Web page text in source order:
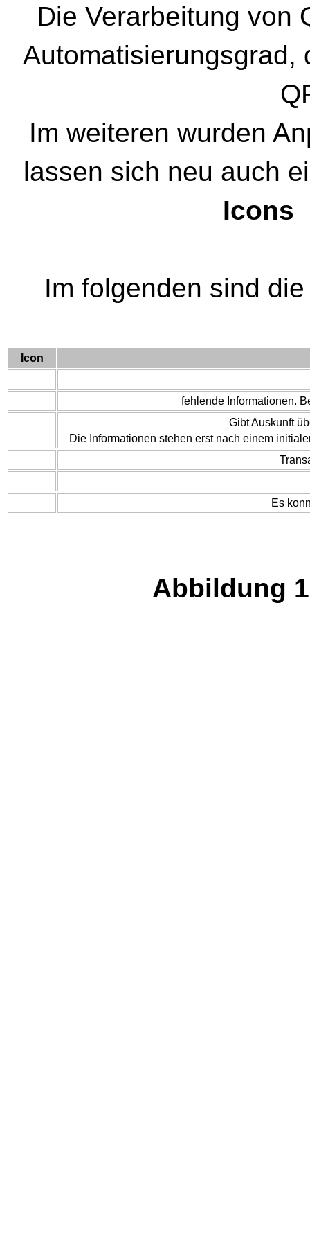
Die Verarbeitung von
Automatisierungsgrad,
Im weiteren wurden
lassen sich neu auch
Icons
Im folgenden sind
Icon
fehlende Informationen.
Gibt Auskunft
Die Informationen stehen erst nach einem
Es
Abbildung